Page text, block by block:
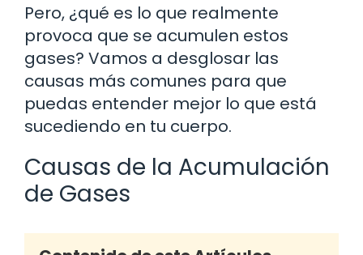
Pero, ¿qué es lo que realmente
provoca que se acumulen estos
gases? Vamos a desglosar las
causas más comunes para que
puedas entender mejor lo que está
sucediendo en tu cuerpo.
Causas de la Acumulación
de Gases